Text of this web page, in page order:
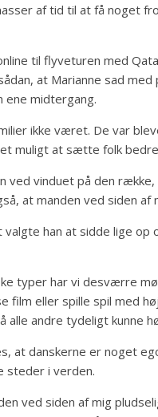
af tid til at få noget
til flyveturen med
at Marianne sad
ene midtergang.
ikke været. De var
muligt at sætte folk
ved vinduet på den
at manden ved siden af
han at sidde lige
typer har vi desværre
film eller spille spil med
alle andre tydeligt kunne
at danskerne er noget
steder i verden.
ved siden af mig